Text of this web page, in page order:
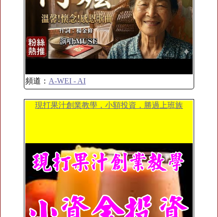
頻道： A-WEI - AI
現打果汁創業教學，小額投資，勝過上班族